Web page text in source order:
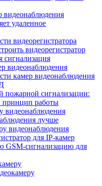
видеонаблюдения
удаленное
видеорегистратора
видеорегистратор
сигнализация
видеонаблюдения
камер видеонаблюдения
пожарной сигнализации:
принцип работы
видеонаблюдения
лучше
видеонаблюдения
для IP-камер
GSM-сигнализацию для